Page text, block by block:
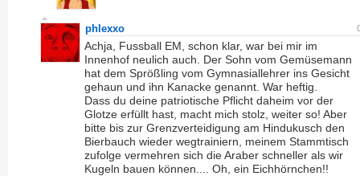
phlexxo
Achja, Fussball EM, schon klar, war bei mir im
Innenhof neulich auch. Der Sohn vom Gemüsemann
hat dem Sprößling vom Gymnasiallehrer ins Gesicht
gehaun und ihn Kanacke genannt. War heftig.
Dass du deine patriotische Pflicht daheim vor der
Glotze erfüllt hast, macht mich stolz, weiter so! Aber
bitte bis zur Grenzverteidigung am Hindukusch den
Bierbauch wieder wegtrainiern, meinem Stammtisch
zufolge vermehren sich die Araber schneller als wir
Kugeln bauen können.... Oh, ein Eichhörnchen!!